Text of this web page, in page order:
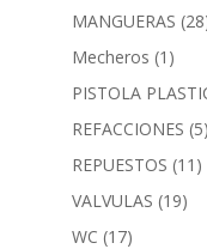
MANGUERAS
Mecheros (1)
PISTOLA
REFACCIONES (5)
REPUESTOS (11)
VALVULAS (19)
WC (17)